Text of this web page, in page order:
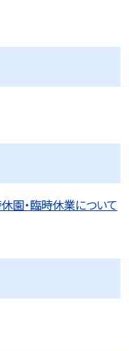
園・臨時休業について